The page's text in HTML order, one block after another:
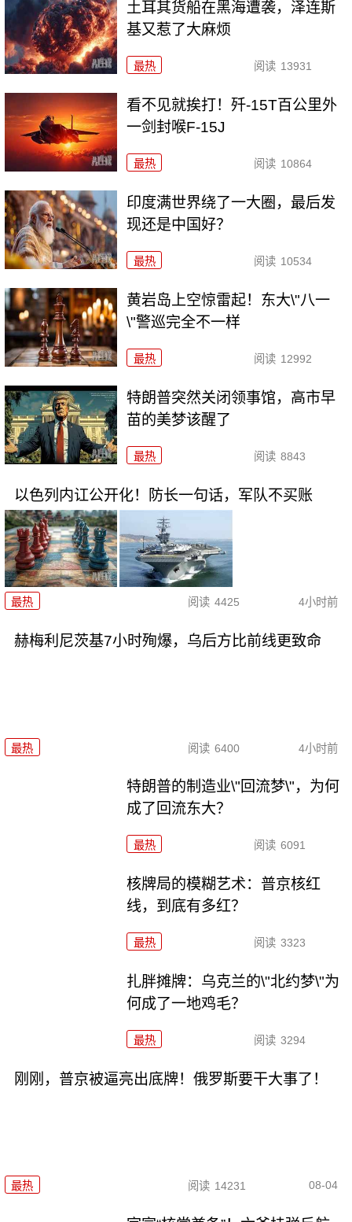
土耳其货船在黑海遭袭，泽连斯
基又惹了大麻烦
最热 阅读 13931
看不见就挨打！歼-15T百公里外
一剑封喉F-15J
最热 阅读 10864
印度满世界绕了一大圈，最后发
现还是中国好？
最热 阅读 10534
黄岩岛上空惊雷起！东大\"八一
\"警巡完全不一样
最热 阅读 12992
特朗普突然关闭领事馆，高市早
苗的美梦该醒了
最热 阅读 8843
以色列内讧公开化！防长一句话，军队不买账
最热 阅读 4425 4小时前
赫梅利尼茨基7小时殉爆，乌后方比前线更致命
最热 阅读 6400 4小时前
特朗普的制造业\"回流梦\"，为何
成了回流东大？
最热 阅读 6091
核牌局的模糊艺术：普京核红
线，到底有多红？
最热 阅读 3323
扎胖摊牌：乌克兰的\"北约梦\"为
何成了一地鸡毛？
最热 阅读 3294
刚刚，普京被逼亮出底牌！俄罗斯要干大事了！
最热 阅读 14231 08-04